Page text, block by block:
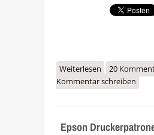
Weiterlesenüber Brother
nachfuellen
20
Kommentar schreiben
Epson